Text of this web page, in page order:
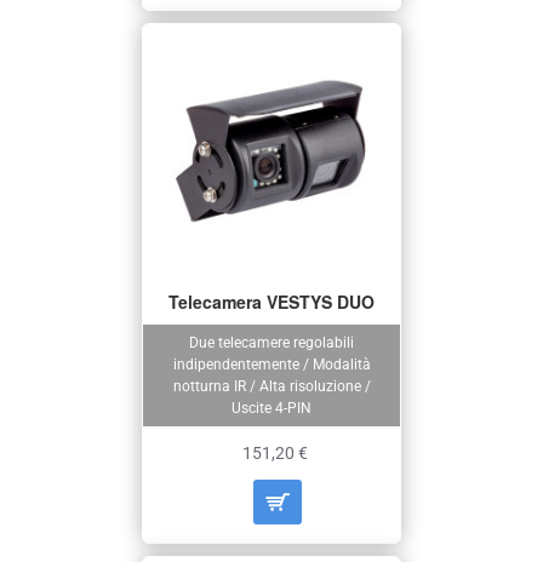
Due telecamere regolabili
indipendentemente / Modalità
notturna IR / Alta risoluzione /
Uscite 4-PIN
Telecamera VESTYS DUO
151,20 €